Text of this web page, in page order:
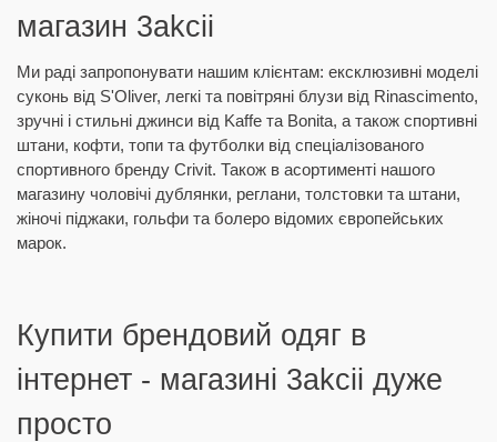
магазин 3akcii
Ми раді запропонувати нашим клієнтам: ексклюзивні моделі
суконь від S'Oliver, легкі та повітряні блузи від Rinascimento,
зручні і стильні джинси від Kaffe та Bonita, а також спортивні
штани, кофти, топи та футболки від спеціалізованого
спортивного бренду Crivit. Також в асортименті нашого
магазину чоловічі дублянки, реглани, толстовки та штани,
жіночі піджаки, гольфи та болеро відомих європейських
марок.
Купити брендовий одяг в
інтернет - магазині 3akcii дуже
просто